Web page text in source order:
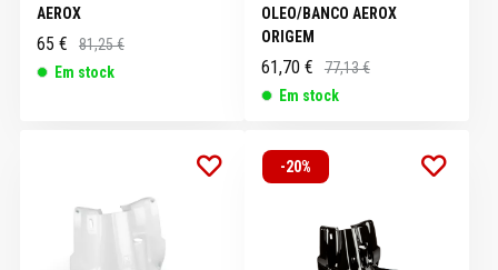
AEROX
65 €
81,25 €
Em stock
OLEO/BANCO AEROX
ORIGEM
61,70 €
77,13 €
Em stock
-20%